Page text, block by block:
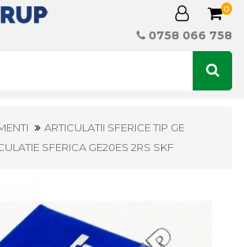
0
0758 066 758
ARTICULATII SFERICE TIP GE
SFERICA GE20ES 2RS SKF